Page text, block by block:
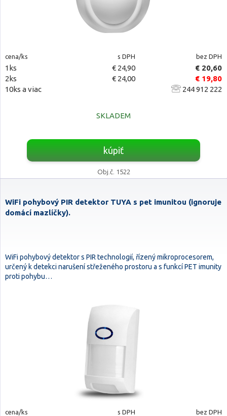
cena/ks s DPH bez DPH
1ks € 24,90
€ 20,60
2ks
€ 24,00
€ 19,80
10ks a viac
244 912 222
SKLADEM
kúpiť
Obj.č. 1522
WiFi pohybový PIR detektor TUYA s pet imunitou (ignoruje
domácí mazlíčky).
WiFi pohybový detektor s PIR technologií, řízený mikroprocesorem,
určený k detekci narušení střeženého prostoru a s funkcí PET imunity
proti pohybu…
cena/ks s DPH bez DPH